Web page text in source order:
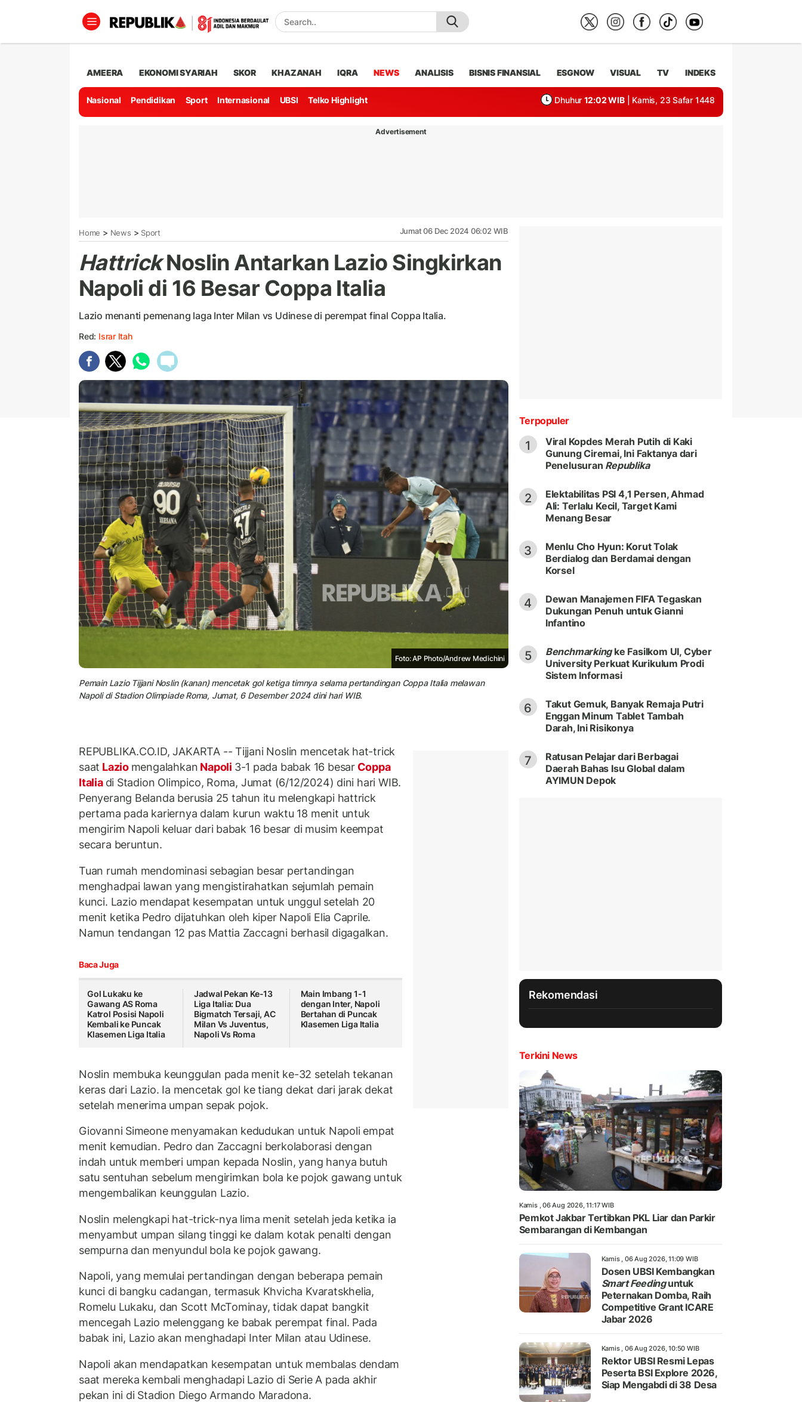
AMEERA EKONOMI SYARIAH SKOR KHAZANAH IQRA NEWS ANALISIS BISNIS FINANSIAL ESGNOW VISUAL TV INDEKS
Nasional Pendidikan Sport Internasional UBSI Telko Highlight Dhuhur 12:02 WIB | Kamis, 23 Safar 1448
Advertisement
Home > News > Sport Jumat 06 Dec 2024 06:02 WIB
HattrickNoslin Antarkan Lazio Singkirkan
Napoli di 16 Besar Coppa Italia
Lazio menanti pemenang laga Inter Milan vs Udinese di perempat final Coppa Italia.
Red: Israr Itah
Foto: AP Photo/Andrew Medichini
Pemain Lazio Tijjani Noslin (kanan) mencetak gol ketiga timnya selama pertandingan Coppa Italia melawan
Napoli di Stadion Olimpiade Roma, Jumat, 6 Desember 2024 dini hari WIB.
REPUBLIKA.CO.ID, JAKARTA -- Tijjani Noslin mencetak hat-trick
saat Lazio mengalahkan Napoli 3-1 pada babak 16 besarCoppa
Italia di Stadion Olimpico, Roma, Jumat (6/12/2024) dini hari WIB.
Penyerang Belanda berusia 25 tahun itu melengkapi hattrick
pertama pada kariernya dalam kurun waktu 18 menit untuk
mengirim Napoli keluar dari babak 16 besar di musim keempat
secara beruntun.
Tuan rumah mendominasi sebagian besar pertandingan
menghadpai lawan yang mengistirahatkan sejumlah pemain
kunci. Lazio mendapat kesempatan untuk unggul setelah 20
menit ketika Pedro dijatuhkan oleh kiper Napoli Elia Caprile.
Namun tendangan 12 pas Mattia Zaccagni berhasil digagalkan.
Baca Juga
Gol Lukaku ke
Gawang AS Roma
Katrol Posisi Napoli
Kembali ke Puncak
Klasemen Liga Italia
Jadwal Pekan Ke-13
Liga Italia: Dua
Bigmatch Tersaji, AC
Milan Vs Juventus,
Napoli Vs Roma
Main Imbang 1-1
dengan Inter, Napoli
Bertahan di Puncak
Klasemen Liga Italia
Noslin membuka keunggulan pada menit ke-32 setelah tekanan
keras dari Lazio. Ia mencetak gol ke tiang dekat dari jarak dekat
setelah menerima umpan sepak pojok.
Giovanni Simeone menyamakan kedudukan untuk Napoli empat
menit kemudian. Pedro dan Zaccagni berkolaborasi dengan
indah untuk memberi umpan kepada Noslin, yang hanya butuh
satu sentuhan sebelum mengirimkan bola ke pojok gawang untuk
mengembalikan keunggulan Lazio.
Noslin melengkapi hat-trick-nya lima menit setelah jeda ketika ia
menyambut umpan silang tinggi ke dalam kotak penalti dengan
sempurna dan menyundul bola ke pojok gawang.
Napoli, yang memulai pertandingan dengan beberapa pemain
kunci di bangku cadangan, termasuk Khvicha Kvaratskhelia,
Romelu Lukaku, dan Scott McTominay, tidak dapat bangkit
mencegah Lazio melenggang ke babak perempat final. Pada
babak ini, Lazio akan menghadapi Inter Milan atau Udinese.
Napoli akan mendapatkan kesempatan untuk membalas dendam
saat mereka kembali menghadapi Lazio di Serie A pada akhir
pekan ini di Stadion Diego Armando Maradona.
Terpopuler
1
Viral Kopdes Merah Putih di Kaki
Gunung Ciremai, Ini Faktanya dari
Penelusuran Republika
2
Elektabilitas PSI 4,1 Persen, Ahmad
Ali: Terlalu Kecil, Target Kami
Menang Besar
3
Menlu Cho Hyun: Korut Tolak
Berdialog dan Berdamai dengan
Korsel
4
Dewan Manajemen FIFA Tegaskan
Dukungan Penuh untuk Gianni
Infantino
5 Benchmarkingke Fasilkom UI, Cyber
University Perkuat Kurikulum Prodi
Sistem Informasi
6
Takut Gemuk, Banyak Remaja Putri
Enggan Minum Tablet Tambah
Darah, Ini Risikonya
7
Ratusan Pelajar dari Berbagai
Daerah Bahas Isu Global dalam
AYIMUN Depok
Rekomendasi
Terkini News
Kamis , 06 Aug 2026, 11:17 WIB
Pemkot Jakbar Tertibkan PKL Liar dan Parkir
Sembarangan di Kembangan
Kamis , 06 Aug 2026, 11:09 WIB
Dosen UBSI Kembangkan
Smart Feedinguntuk
Peternakan Domba, Raih
Competitive Grant ICARE
Jabar 2026
Kamis , 06 Aug 2026, 10:50 WIB
Rektor UBSI Resmi Lepas
Peserta BSI Explore 2026,
Siap Mengabdi di 38 Desa